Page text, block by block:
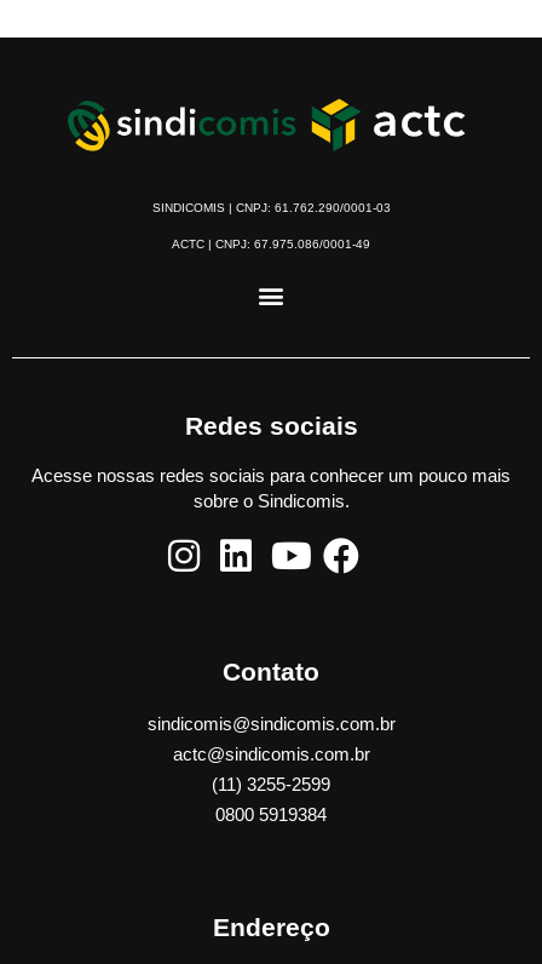
SINDICOMIS | CNPJ: 61.762.290/0001-03
ACTC | CNPJ: 67.975.086/0001-49
Redes sociais
Acesse nossas redes sociais para conhecer um pouco mais
sobre o Sindicomis.
Contato
sindicomis@sindicomis.com.br
actc@sindicomis.com.br
(11) 3255-2599
0800 5919384
Endereço